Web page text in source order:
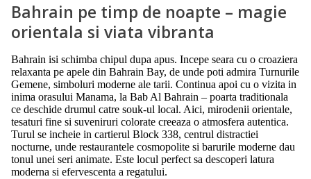
Bahrain pe timp de noapte – magie
orientala si viata vibranta
Bahrain isi schimba chipul dupa apus. Incepe seara cu o croaziera
relaxanta pe apele din Bahrain Bay, de unde poti admira Turnurile
Gemene, simboluri moderne ale tarii. Continua apoi cu o vizita in
inima orasului Manama, la Bab Al Bahrain – poarta traditionala
ce deschide drumul catre souk-ul local. Aici, mirodenii orientale,
tesaturi fine si suveniruri colorate creeaza o atmosfera autentica.
Turul se incheie in cartierul Block 338, centrul distractiei
nocturne, unde restaurantele cosmopolite si barurile moderne dau
tonul unei seri animate. Este locul perfect sa descoperi latura
moderna si efervescenta a regatului.